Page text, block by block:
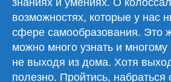
возможностях, которые у нас
сфере самообразования. Это
можно много узнать и
не выходя из дома. Хотя
полезно. Пройтись,